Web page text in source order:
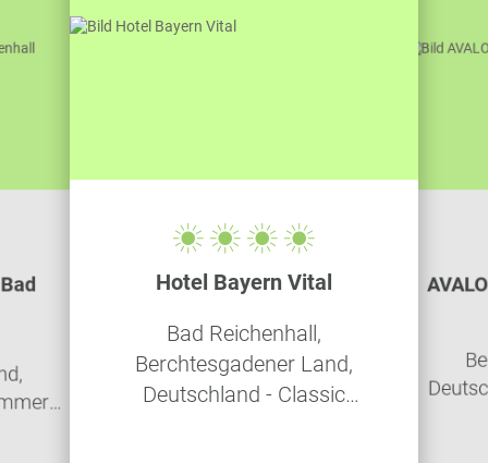
Hotel Bayern Vital
Bad Reichenhall,
Berchtesgadener Land,
Deutschland - Classic